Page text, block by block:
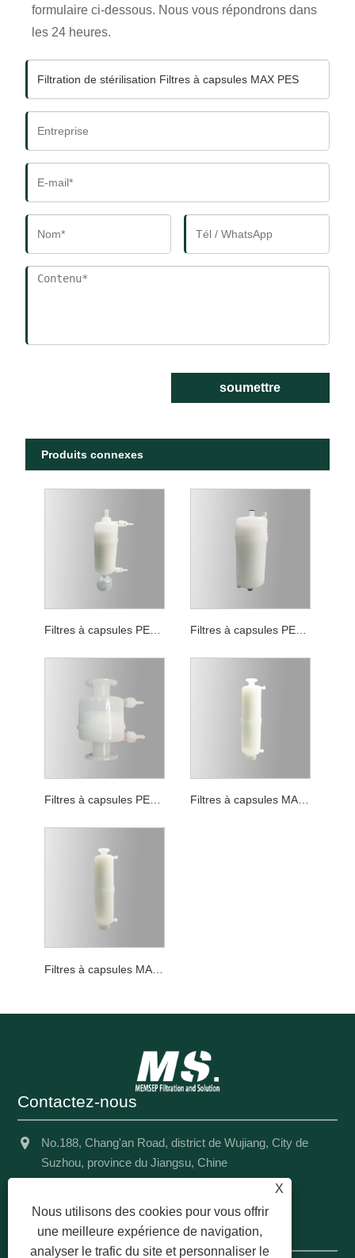
formulaire ci-dessous. Nous vous répondrons dans
les 24 heures.
soumettre
Produits connexes
Filtres à capsules PES pour filtration et stérilisation Filtres à capsules PES de filtration générale
Filtres à capsules PES de qualité pour la réduction de la charge biologique Filtres à capsules MAX PES de Filtration générale
Filtres à capsules MAX PES de qualité de réduction de la charge biologique
Contactez-nous
No.188, Chang'an Road, district de Wujiang, City de
Suzhou, province du Jiangsu, Chine
info@msfiltration.com
X
Nous utilisons des cookies pour vous offrir
une meilleure expérience de navigation,
analyser le trafic du site et personnaliser le